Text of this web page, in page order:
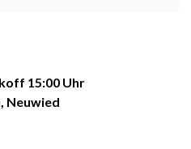
15:00 Uhr
Neuwied